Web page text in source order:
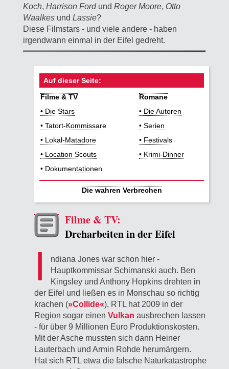
Koch, Harrison Fordund Roger Moore, Otto
Waalkesund Lassie?
Diese Filmstars - und viele andere - haben
irgendwann einmal in der Eifel gedreht.
Auf dieser Seite:
Filme & TV
• Die Stars
• Tatort-Kommissare
• Lokal-Matadore
• Location Scouts
• Dokumentationen
Romane
• Die Autoren
• Serien
• Festivals
• Krimi-Dinner
Die wahren Verbrechen
Filme & TV:
Dreharbeiten in der Eifel
I
ndiana Jones war schon hier -
Hauptkommissar Schimanski auch. Ben
Kingsley und Anthony Hopkins drehten in
der Eifel und ließen es in Monschau so richtig
krachen (»Collide«), RTL hat 2009 in der
Region sogar einen Vulkan ausbrechen lassen
- für über 9 Millionen Euro Produktionskosten.
Mit der Asche mussten sich dann Heiner
Lauterbach und Armin Rohde herumärgern.
Hat sich RTL etwa die falsche Naturkatastrophe